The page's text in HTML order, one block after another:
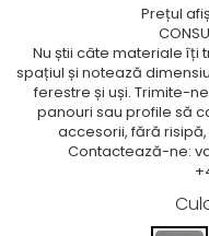
Prețul
Nu știi câte materiale îți
spațiul și notează
ferestre și uși. Trimite-
panouri sau profile să
accesorii, fără
Contactează-ne: